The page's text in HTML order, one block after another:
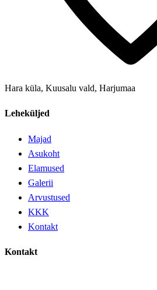
Hara küla, Kuusalu vald, Harjumaa
Leheküljed
Majad
Asukoht
Elamused
Galerii
Arvustused
KKK
Kontakt
Kontakt